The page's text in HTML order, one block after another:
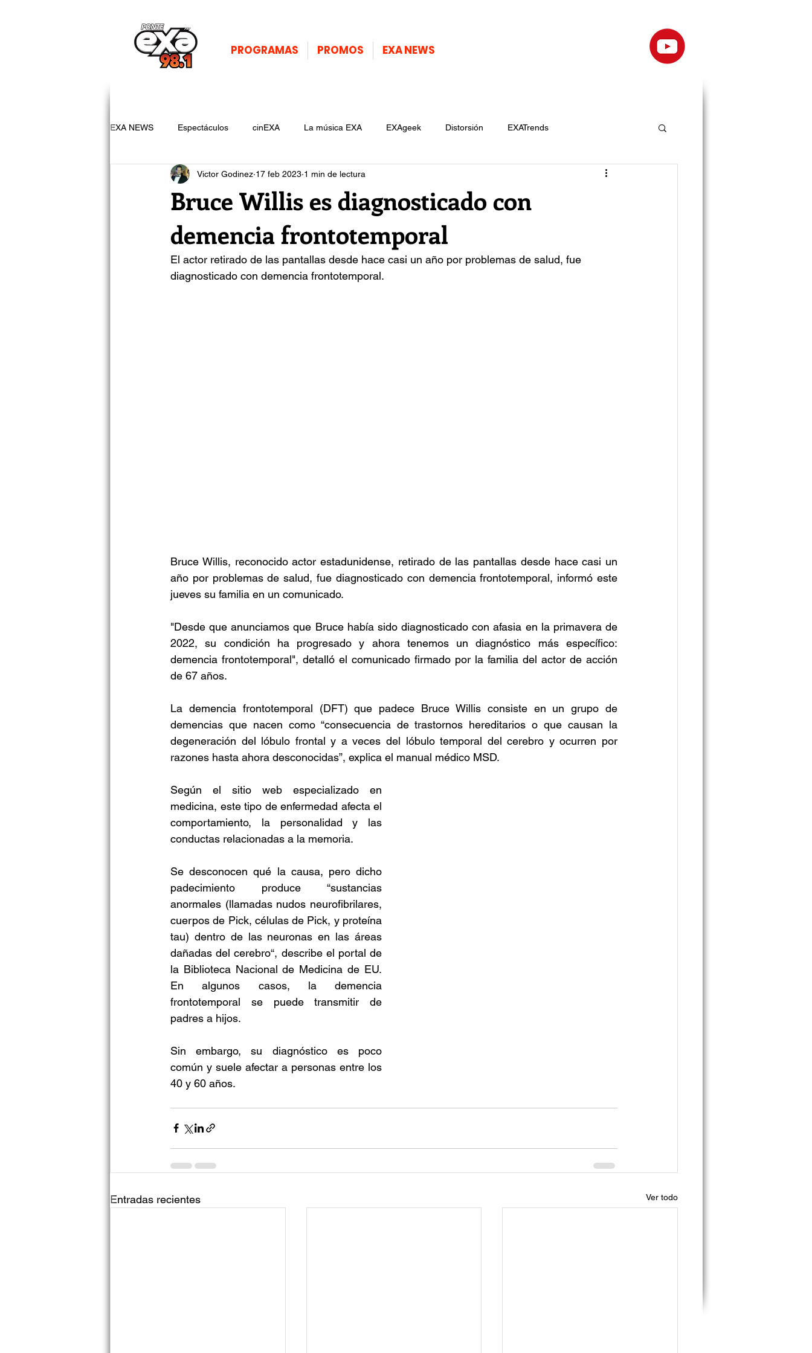
PROGRAMAS PROMOS EXA NEWS
EXA NEWS Espectáculos cinEXA La música EXA EXAgeek Distorsión EXATrends
Bruce Willis es diagnosticado con
demencia frontotemporal
Victor Godinez 17 feb 2023 1 min de lectura
El actor retirado de las pantallas desde hace casi un año por problemas de salud, fue
diagnosticado con demencia frontotemporal.
Bruce Willis, reconocido actor estadunidense, retirado de las pantallas desde hace casi un
año por problemas de salud, fue diagnosticado con demencia frontotemporal, informó este
jueves su familia en un comunicado.
"Desde que anunciamos que Bruce había sido diagnosticado con afasia en la primavera de
2022, su condición ha progresado y ahora tenemos un diagnóstico más específico:
demencia frontotemporal", detalló el comunicado firmado por la familia del actor de acción
de 67 años.
La demencia frontotemporal (DFT) que padece Bruce Willis consiste en un grupo de
demencias que nacen como “consecuencia de trastornos hereditarios o que causan la
degeneración del lóbulo frontal y a veces del lóbulo temporal del cerebro y ocurren por
razones hasta ahora desconocidas”, explica el manual médico MSD.
Según el sitio web especializado en
medicina, este tipo de enfermedad afecta el
comportamiento, la personalidad y las
conductas relacionadas a la memoria.
Se desconocen qué la causa, pero dicho
padecimiento produce “sustancias
anormales (llamadas nudos neurofibrilares,
cuerpos de Pick, células de Pick, y proteína
tau) dentro de las neuronas en las áreas
dañadas del cerebro“, describe el portal de
la Biblioteca Nacional de Medicina de EU.
En algunos casos, la demencia
frontotemporal se puede transmitir de
padres a hijos.
Sin embargo, su diagnóstico es poco
común y suele afectar a personas entre los
40 y 60 años.
Entradas recientes Ver todo